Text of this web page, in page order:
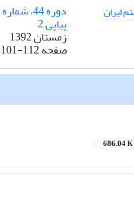
پیاپی 2
زمستان 1392
صفحه101-112
686.04 K